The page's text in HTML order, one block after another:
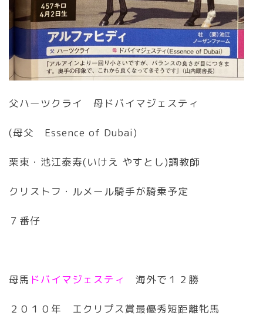
父ハーツクライ 母ドバイマジェスティ
(母父 Essence of Dubai)
栗東・池江泰寿(いけえ やすとし)調教師
クリストフ・ルメール騎手が騎乗予定
７番仔
母馬 ドバイマジェスティ 海外で１２勝
２０１０年 エクリプス賞最優秀短距離牝馬